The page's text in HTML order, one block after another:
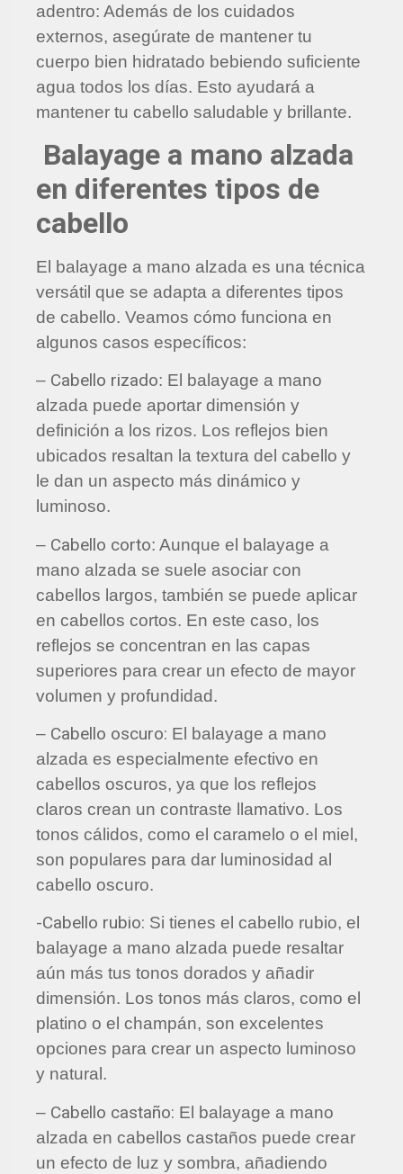
adentro: Además de los cuidados
externos, asegúrate de mantener tu
cuerpo bien hidratado bebiendo suficiente
agua todos los días. Esto ayudará a
mantener tu cabello saludable y brillante.
Balayage a mano alzada
en diferentes tipos de
cabello
El balayage a mano alzada es una técnica
versátil que se adapta a diferentes tipos
de cabello. Veamos cómo funciona en
algunos casos específicos:
– Cabello rizado: El balayage a mano
alzada puede aportar dimensión y
definición a los rizos. Los reflejos bien
ubicados resaltan la textura del cabello y
le dan un aspecto más dinámico y
luminoso.
– Cabello corto: Aunque el balayage a
mano alzada se suele asociar con
cabellos largos, también se puede aplicar
en cabellos cortos. En este caso, los
reflejos se concentran en las capas
superiores para crear un efecto de mayor
volumen y profundidad.
– Cabello oscuro: El balayage a mano
alzada es especialmente efectivo en
cabellos oscuros, ya que los reflejos
claros crean un contraste llamativo. Los
tonos cálidos, como el caramelo o el miel,
son populares para dar luminosidad al
cabello oscuro.
-Cabello rubio: Si tienes el cabello rubio, el
balayage a mano alzada puede resaltar
aún más tus tonos dorados y añadir
dimensión. Los tonos más claros, como el
platino o el champán, son excelentes
opciones para crear un aspecto luminoso
y natural.
– Cabello castaño: El balayage a mano
alzada en cabellos castaños puede crear
un efecto de luz y sombra, añadiendo